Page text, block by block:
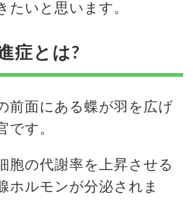
たいと思います。
症とは?
前面にある蝶が羽を広げ
です。
胞の代謝率を上昇させる
ホルモンが分泌されま